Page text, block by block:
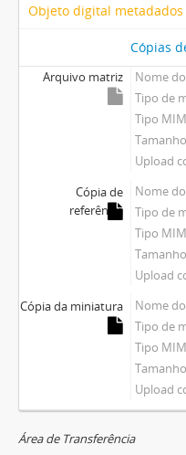
Objeto digital metadados
Cópias
Arquivo matriz Nome
Tipo de
Tipo
Upload
Cópia de
referência
Nome
Tipo de
Tipo
Upload
Cópia da miniatura
Nome
Tipo de
Tipo
Upload
Área de Transferência